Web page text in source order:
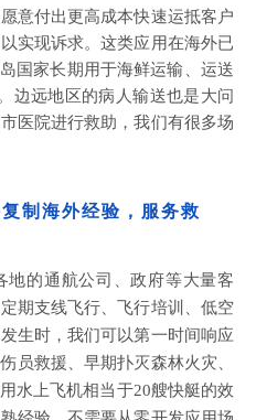
意付出更高成本快速运抵客户
实现诉求。这类应用在海外已
国家长期用于海鲜运输、运送
边远地区的病人输送也是大问
医院进行救助，我们有很多场
制海外经验，服务救
地的通航公司、政府等大量客
期支线飞行、飞行培训、低空
生时，我们可以第一时间响应
救援、早期扑灭森林火灾、
水上飞机相当于20艘快艇的效